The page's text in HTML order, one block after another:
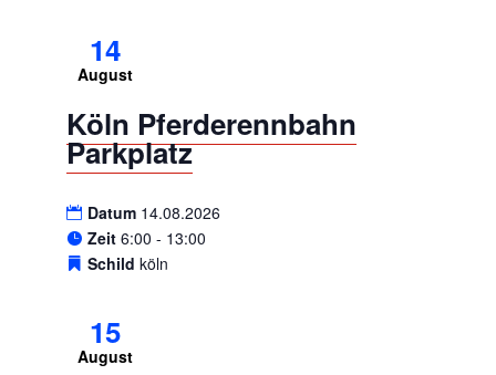
14
August
Köln Pferderennbahn
Parkplatz
Datum 14.08.2026
Zeit 6:00 - 13:00
Schild köln
15
August